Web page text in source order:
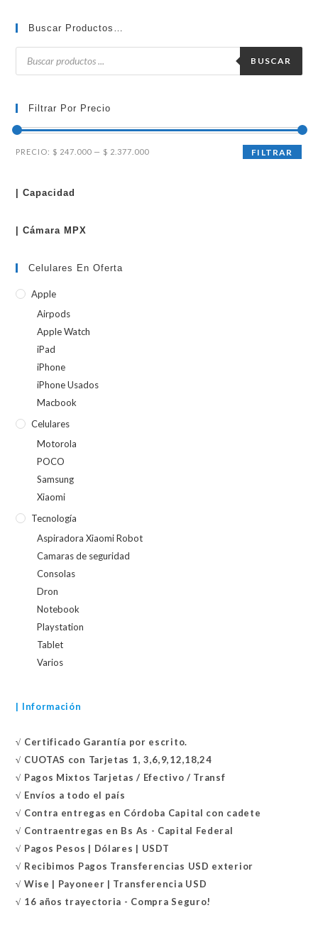
Buscar Productos…
Búsqueda
productos
BUSCAR
Filtrar Por Precio
Precio
Precio
FILTRAR
PRECIO: $ 247.000 — $ 2.377.000
| Capacidad
| Cámara MPX
Celulares En Oferta
Apple
Airpods
Apple Watch
iPad
iPhone
iPhone Usados
Macbook
Celulares
Motorola
POCO
Samsung
Xiaomi
Tecnología
Aspiradora Xiaomi Robot
Camaras de seguridad
Consolas
Dron
Notebook
Playstation
Tablet
Varios
| Información
√ Certificado Garantía por escrito.
√ CUOTAS con Tarjetas 1, 3,6,9,12,18,24
√ Pagos Mixtos Tarjetas / Efectivo / Transf
√ Envíos a todo el país
√ Contra entregas en Córdoba Capital con cadete
√ Contraentregas en Bs As - Capital Federal
√ Pagos Pesos | Dólares | USDT
√ Recibimos Pagos Transferencias USD exterior
√ Wise | Payoneer | Transferencia USD
√ 16 años trayectoria - Compra Seguro!